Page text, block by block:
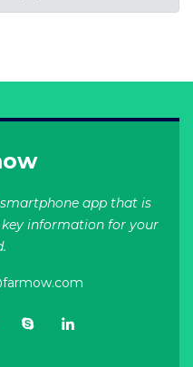
app that is
information for your